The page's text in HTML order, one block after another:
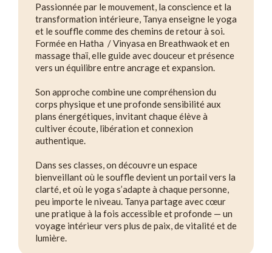
Passionnée par le mouvement, la conscience et la
transformation intérieure, Tanya enseigne le yoga
et le souffle comme des chemins de retour à soi.
Formée en Hatha / Vinyasa en Breathwaok et en
massage thaï, elle guide avec douceur et présence
vers un équilibre entre ancrage et expansion.
Son approche combine une compréhension du
corps physique et une profonde sensibilité aux
plans énergétiques, invitant chaque élève à
cultiver écoute, libération et connexion
authentique.
Dans ses classes, on découvre un espace
bienveillant où le souffle devient un portail vers la
clarté, et où le yoga s’adapte à chaque personne,
peu importe le niveau. Tanya partage avec cœur
une pratique à la fois accessible et profonde — un
voyage intérieur vers plus de paix, de vitalité et de
lumière.